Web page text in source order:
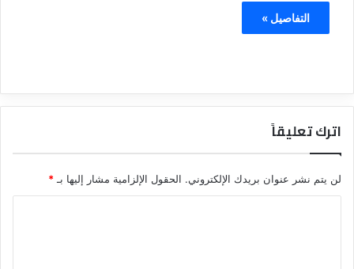
التفاصيل »
اترك تعليقاً
لن يتم نشر عنوان بريدك الإلكتروني. الحقول الإلزامية مشار إليها بـ *